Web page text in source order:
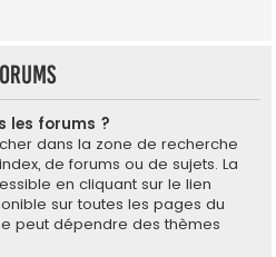
les forums ?
dans la zone de recherche
de forums ou de sujets. La
en cliquant sur le lien
sur toutes les pages du
peut dépendre des thèmes